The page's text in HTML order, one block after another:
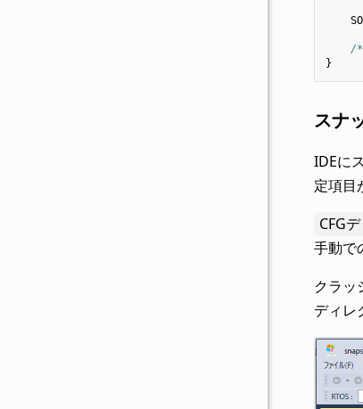
/*
}
スナ
IDEに
定項目
CFG
手動で
クラッ
ディレ